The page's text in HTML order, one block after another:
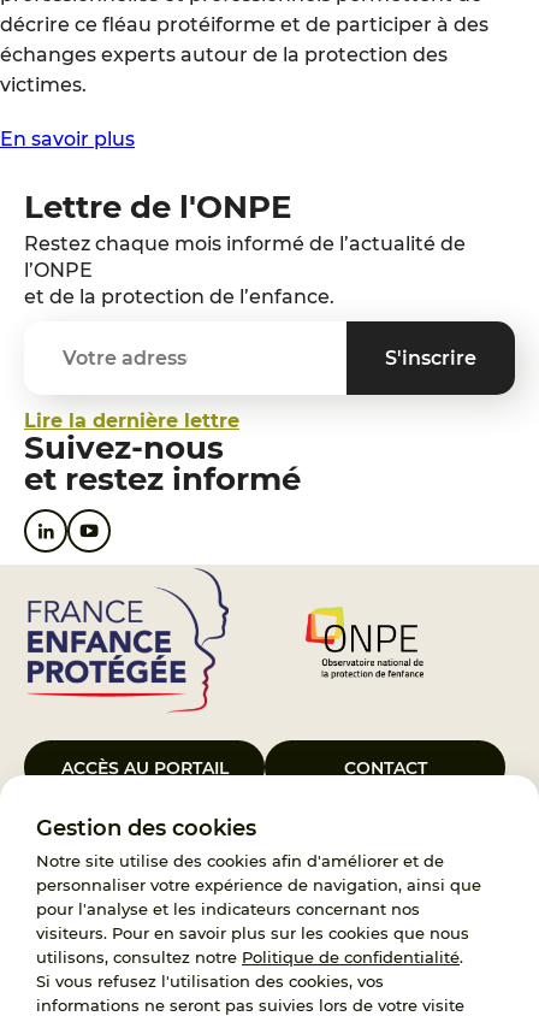
Gestion des cookies
Notre site utilise des cookies afin d'améliorer et de
personnaliser votre expérience de navigation, ainsi que
pour l'analyse et les indicateurs concernant nos
visiteurs. Pour en savoir plus sur les cookies que nous
utilisons, consultez notre Politique de confidentialité.
Si vous refusez l'utilisation des cookies, vos
informations ne seront pas suivies lors de votre visite
décrire ce fléau protéiforme et de participer à des
échanges experts autour de la protection des
victimes.
En savoir plus
Lettre de l'ONPE
Restez chaque mois informé de l’actualité de
l’ONPE
et de la protection de l’enfance.
Lire la dernière lettre
Suivez-nous
et restez informé
ACCÈS AU PORTAIL CONTACT
Le Groupement d’Intérêt Public France Enfance Protégée, créé le 5
janvier 2023, a pour objet d’assurer les missions de service public du
119, d’accompagnement des adoptants et de traitement des
demandes d’accès aux origines personnelles. France Enfance
Protégée est également un observatoire et une ressource pour
l’ensemble des professionnels, ainsi qu’un appui à l’élaboration de la
politique publique à travers le soutien à l’activité des conseils
nationaux.